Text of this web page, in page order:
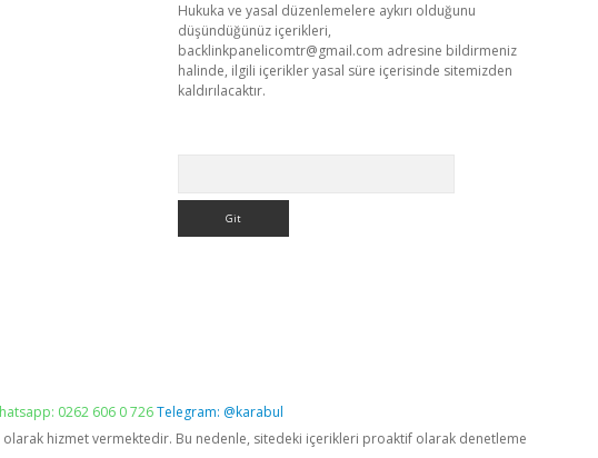
Hukuka ve yasal düzenlemelere aykırı olduğunu
düşündüğünüz içerikleri,
backlinkpanelicomtr@gmail.com adresine bildirmeniz
halinde, ilgili içerikler yasal süre içerisinde sitemizden
kaldırılacaktır.
0262 606 0 726Telegram: @karabul
olarak hizmet vermektedir. Bu nedenle, sitedeki içerikleri proaktif olarak denetleme